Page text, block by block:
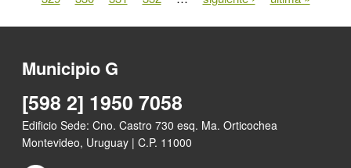
Municipio G
[598 2] 1950 7058
Edificio Sede: Cno. Castro 730 esq. Ma. Orticochea
Montevideo, Uruguay | C.P. 11000